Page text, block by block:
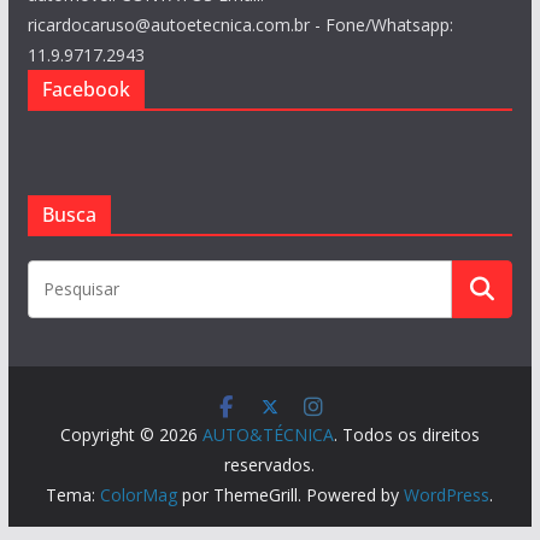
ricardocaruso@autoetecnica.com.br - Fone/Whatsapp:
11.9.9717.2943
Facebook
Busca
Copyright © 2026 AUTO&TÉCNICA. Todos os direitos
reservados.
Tema: ColorMag por ThemeGrill. Powered byWordPress.